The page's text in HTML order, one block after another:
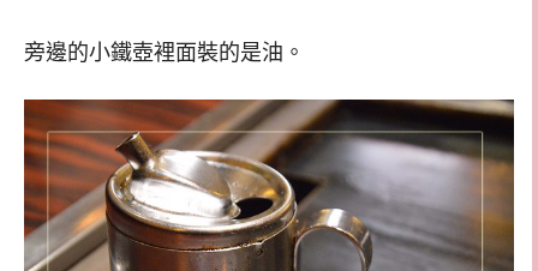
旁邊的小鐵壺裡面裝的是油。